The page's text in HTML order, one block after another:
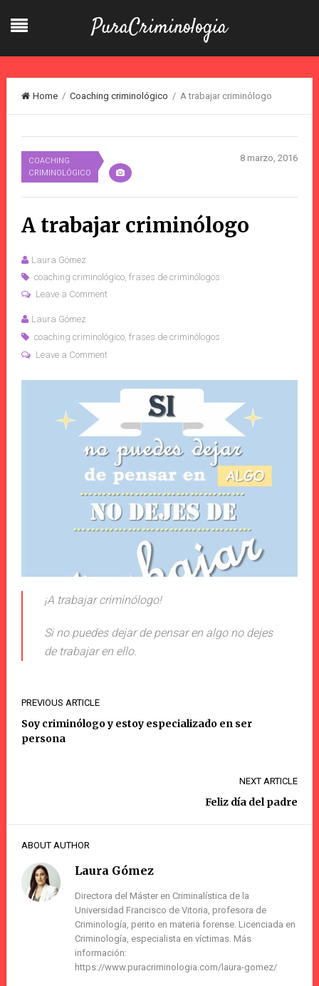
PuraCriminologia
Home/ Coaching criminológico / A trabajar criminólogo
COACHING
CRIMINOLÓGICO
8 marzo, 2016
A trabajar criminólogo
Laura Gómez
coaching criminológico, frases de criminólogos
Leave a Comment
Laura Gómez
coaching criminológico, frases de criminólogos
Leave a Comment
¡A trabajar criminólogo!
Si no puedes dejar de pensar en algo no dejes
de trabajar en ello.
PREVIOUS ARTICLE
Soy criminólogo y estoy especializado en ser
persona
NEXT ARTICLE
Feliz día del padre
ABOUT AUTHOR
Laura Gómez
Directora del Máster en Criminalística de la
Universidad Francisco de Vitoria, profesora de
Criminología, perito en materia forense. Licenciada en
Criminología, especialista en víctimas. Más
información:
https://www.puracriminologia.com/laura-gomez/